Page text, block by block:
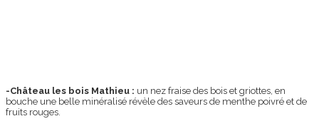
-Château les bois Mathieu : un nez fraise des bois et griottes, en
bouche une belle minéralisé révèle des saveurs de menthe poivré et de
fruits rouges.